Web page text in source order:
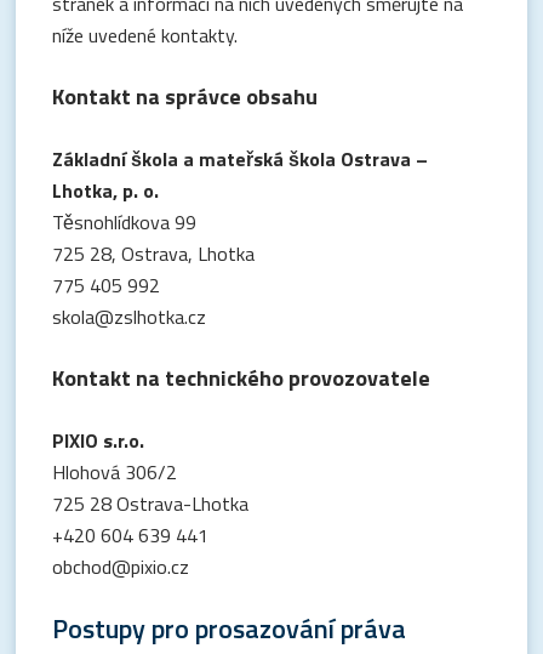
níže uvedené kontakty.
Kontakt na správce obsahu
Základní škola a mateřská škola Ostrava –
Lhotka, p. o.
Těsnohlídkova 99
725 28, Ostrava, Lhotka
775 405 992
skola@zslhotka.cz
Kontakt na technického provozovatele
PIXIO s.r.o.
Hlohová 306/2
725 28 Ostrava-Lhotka
+420 604 639 441
obchod@pixio.cz
Postupy pro prosazování práva